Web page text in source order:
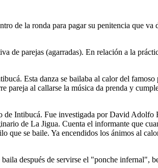
de la ronda para pagar su penitencia que
parejas (agarradas). En relación a la
Esta danza se bailaba al calor del
pareja al callarse la música da prenda y
Intibucá. Fue investigada por David
de La Jigua. Cuenta el informante que
se baile. Ya encendidos los ánimos al
después de servirse el "ponche infernal",